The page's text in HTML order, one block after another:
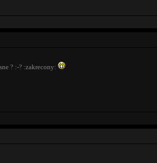
? :-? :zakrecony: